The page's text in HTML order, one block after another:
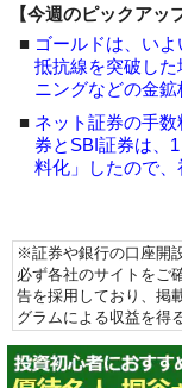
【今週のピックアッ
■ ゴールドは、い
抵抗線を突破し
ニングなどの金鉱
■ ネット証券の手
券とSBI証券は、
料化」したので
※証券や銀行の口座開
必ず各社のサイトをご
告を採用しており、掲
グラムによる収益を得